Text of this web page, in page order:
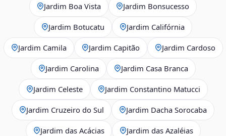
Jardim Boa Vista Jardim Bonsucesso
Jardim Botucatu Jardim Califórnia
Jardim Camila Jardim Capitão Jardim Cardoso
Jardim Carolina Jardim Casa Branca
Jardim Celeste Jardim Constantino Matucci
Jardim Cruzeiro do Sul Jardim Dacha Sorocaba
Jardim das Acácias Jardim das Azaléias